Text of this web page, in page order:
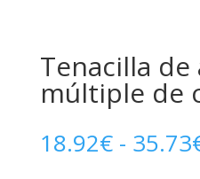
Tenacilla
múltiple de
18.92€ - 35.73